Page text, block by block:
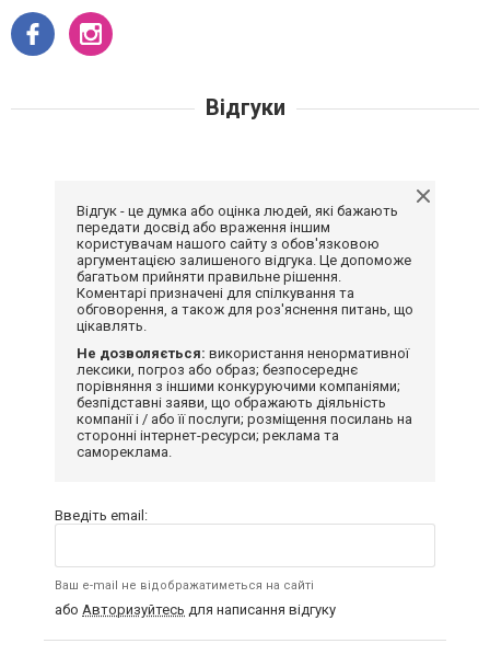
Відгуки
Відгук - це думка або оцінка людей, які бажають
передати досвід або враження іншим
користувачам нашого сайту з обов'язковою
аргументацією залишеного відгука. Це допоможе
багатьом прийняти правильне рішення.
Коментарі призначені для спілкування та
обговорення, а також для роз'яснення питань, що
цікавлять.
Не дозволяється: використання ненормативної
лексики, погроз або образ; безпосереднє
порівняння з іншими конкуруючими компаніями;
безпідставні заяви, що ображають діяльність
компанії і / або її послуги; розміщення посилань на
сторонні інтернет-ресурси; реклама та
самореклама.
Введіть email:
Ваш e-mail не відображатиметься на сайті
або Авторизуйтесь для написання відгуку